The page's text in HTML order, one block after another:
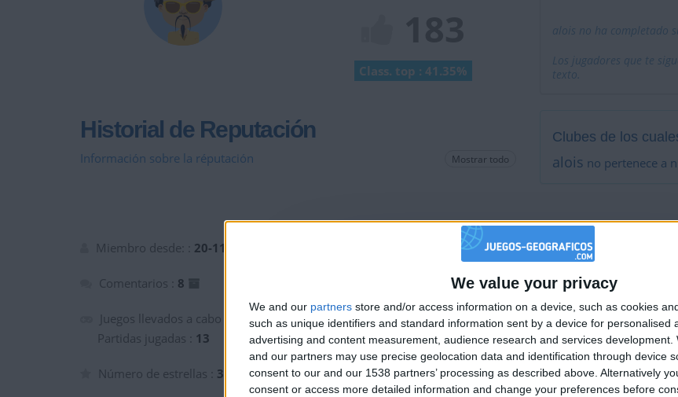
We value your privacy
We and our partners store and/or access information on a device, such as cookies
such as unique identifiers and standard information sent by a device for personalised
advertising and content measurement, audience research and services development.
and our partners may use precise geolocation data and identification through device
consent to our and our 1538 partners’ processing as described above. Alternatively
consent or access more detailed information and change your preferences before
Class. top : 41.35%
Historial de Reputación
Información sobre la réputación Mostrar todo
alois no ha completado
Los jugadores que te
texto.
Clubes de los
alois no pertenece a
Miembro desde: : 20-11-2022
Comentarios : 8
Juegos llevados a cabo :
Partidas jugadas : 13
Número de estrellas : 3
Está entre los favoritos
🇺🇸 We noticed you’re visiting from
an English-speaking country
Join our American version now and be
the firsts to submit your score on our
leaderboards!